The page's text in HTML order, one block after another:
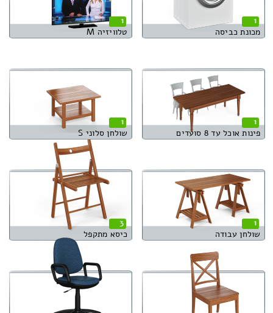
1
מכונת כביסה
1
טלוויזיה M
1
פינות אוכל עד 8 סועדים
1
שולחן סלוני S
1
שולחן עבודה
3
כיסא מתקפל